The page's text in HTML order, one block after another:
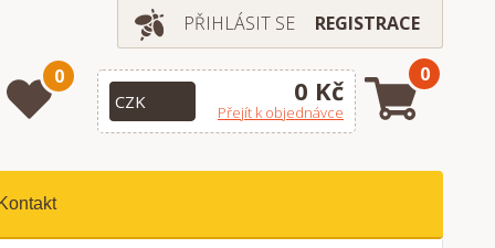
PŘIHLÁSIT SE REGISTRACE
0 0 Kč
Přejít k objednávce
0